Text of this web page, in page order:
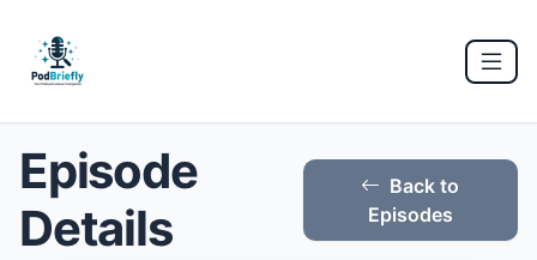
Episode
Details
Back to
Episodes